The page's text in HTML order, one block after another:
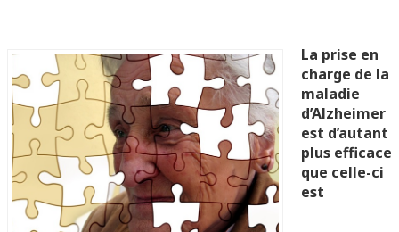
La prise en
charge de la
maladie
d’Alzheimer
est d’autant
plus efficace
que celle-ci
est